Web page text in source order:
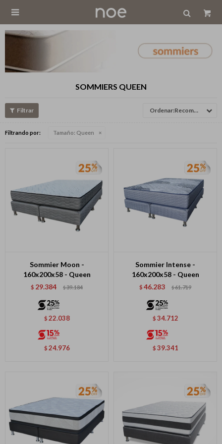

SOMMIERS QUEEN
Recomendados
Filtrando por: Tamaño: Queen
Sommier Moon -
160x200x58 - Queen
$ 29.384 $39.184
$ 22.038
$ 24.976
Sommier Intense -
160x200x58 - Queen
$ 46.283 $61.719
$ 34.712
$ 39.341